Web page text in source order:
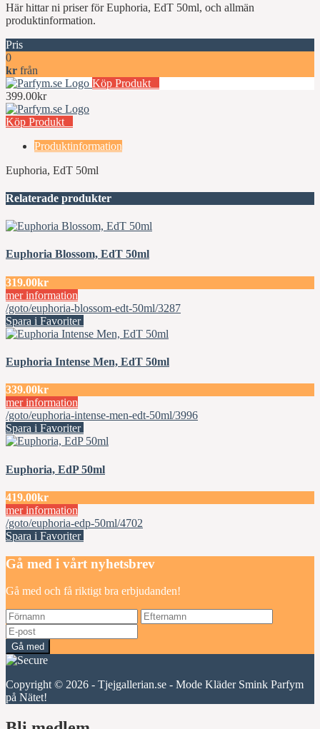
Här hittar ni priser för Euphoria, EdT 50ml, och allmän
produktinformation.
Pris
0
kr från
Köp Produkt
399.00kr
Köp Produkt
Produktinformation
Euphoria, EdT 50ml
Relaterade produkter
Euphoria Blossom, EdT 50ml
319.00kr
mer information
/goto/euphoria-blossom-edt-50ml/3287
Spara i Favoriter
Euphoria Intense Men, EdT 50ml
339.00kr
mer information
/goto/euphoria-intense-men-edt-50ml/3996
Spara i Favoriter
Euphoria, EdP 50ml
419.00kr
mer information
/goto/euphoria-edp-50ml/4702
Spara i Favoriter
Gå med i vårt nyhetsbrev
Gå med och få riktigt bra erbjudanden!
Gå med
Copyright © 2026 - Tjejgallerian.se - Mode Kläder Smink Parfym
på Nätet!